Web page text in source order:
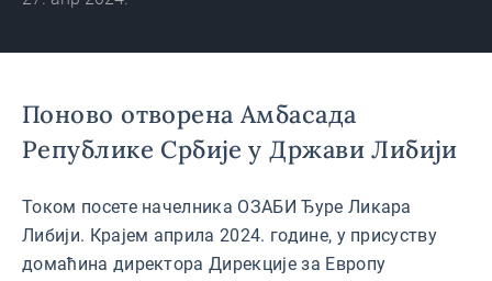
Поново отворена Амбасада
Републике Србије у Држави Либији
Током посете начелника ОЗАБИ Ђуре Ликара
Либији. Крајем априла 2024. године, у присуству
домаћина директора Дирекције за Европу